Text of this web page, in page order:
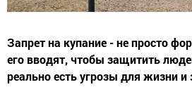
Запрет на купание - не просто
его вводят, чтобы защитить
реально есть угрозы для жизни и